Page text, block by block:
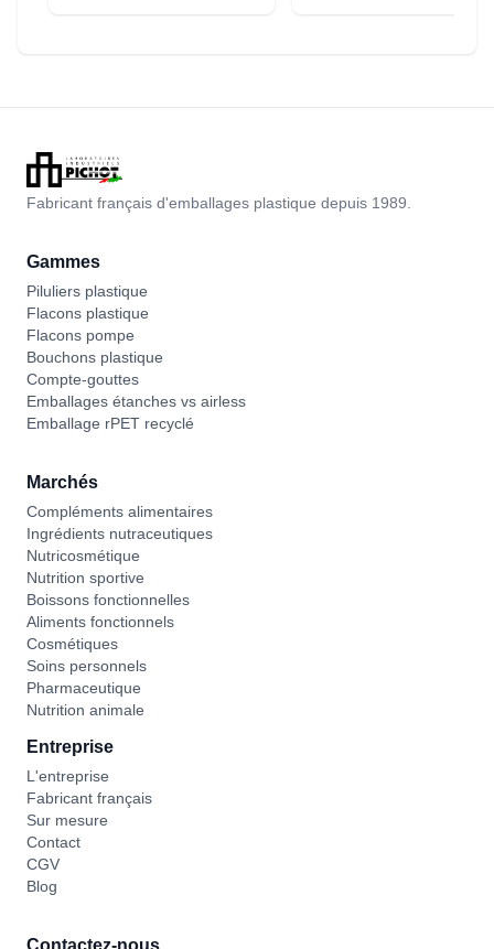
Fabricant français d'emballages plastique depuis 1989.
Gammes
Piluliers plastique
Flacons plastique
Flacons pompe
Bouchons plastique
Compte-gouttes
Emballages étanches vs airless
Emballage rPET recyclé
Marchés
Compléments alimentaires
Ingrédients nutraceutiques
Nutricosmétique
Nutrition sportive
Boissons fonctionnelles
Aliments fonctionnels
Cosmétiques
Soins personnels
Pharmaceutique
Nutrition animale
Entreprise
L'entreprise
Fabricant français
Sur mesure
Contact
CGV
Blog
Contactez-nous